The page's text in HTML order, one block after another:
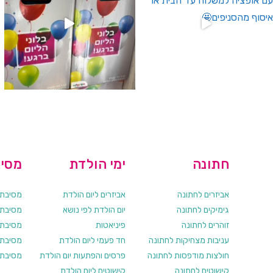
מסיבת
מסיבת
מסיבת
מסיבת
מסיבת
ימי הולדת
אביזרים ליום הולדת
יום הולדת לפי נושא
פיניאטות
חד פעמי ליום הולדת
פרסים והפתעות יום הולדת
חתונה
אביזרים לחתונה
גימיקים לחתונה
זוהרים לחתונה
עניבות מצחיקות לחתונה
חולצות מודפסות לחתונה